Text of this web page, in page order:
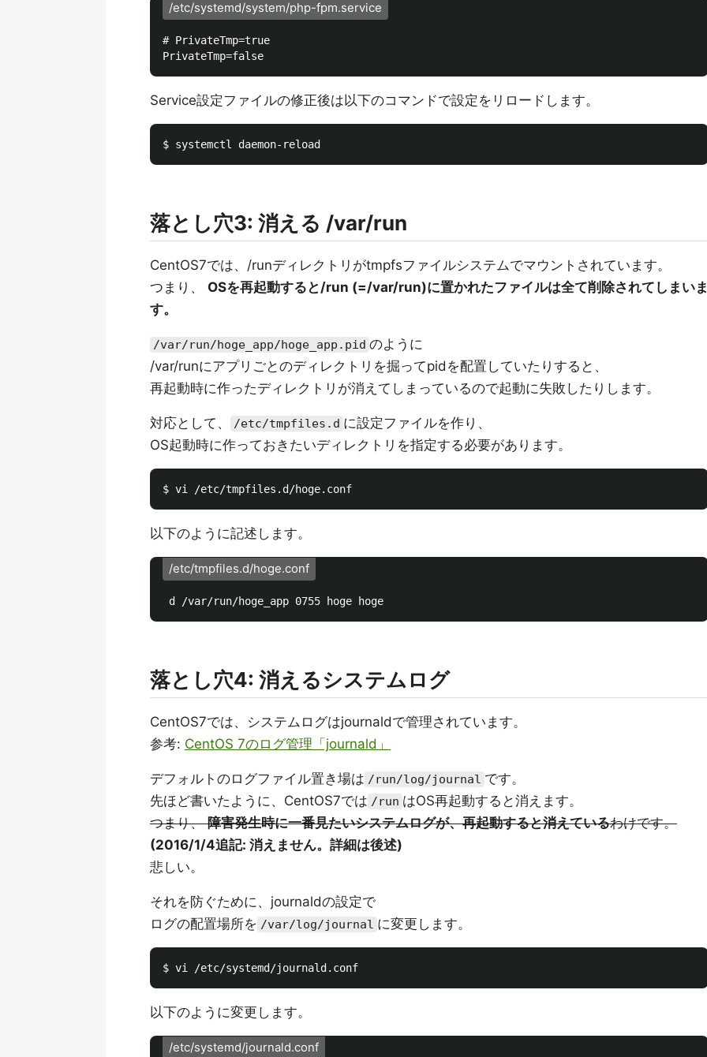
/etc/systemd/system/php-fpm.service
# PrivateTmp=true
Service設定ファイルの修正後は以下のコマンドで設定をリロードします。
落とし穴3: 消える /var/run
CentOS7では、/runディレクトリがtmpfsファイルシステムでマウントされています。
つまり、 OSを再起動すると/run (=/var/run)に置かれたファイルは全て削除されてしまい
す。
/var/run/hoge_app/hoge_app.pid のように
/var/runにアプリごとのディレクトリを掘ってpidを配置していたりすると、
再起動時に作ったディレクトリが消えてしまっているので起動に失敗したりします。
対応として、 /etc/tmpfiles.d に設定ファイルを作り、
OS起動時に作っておきたいディレクトリを指定する必要があります。
以下のように記述します。
/etc/tmpfiles.d/hoge.conf
落とし穴4: 消えるシステムログ
CentOS7では、システムログはjournaldで管理されています。
参考: CentOS 7のログ管理「journald」
デフォルトのログファイル置き場は /run/log/journal です。
先ほど書いたように、CentOS7では /run はOS再起動すると消えます。
つまり、障害発生時に一番見たいシステムログが、再起動すると消えているわけです。
(2016/1/4追記: 消えません。詳細は後述)
悲しい。
それを防ぐために、journaldの設定で
ログの配置場所を /var/log/journal に変更します。
以下のように変更します。
/etc/systemd/journald.conf